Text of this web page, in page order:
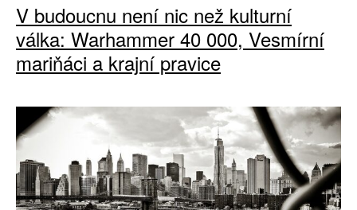
V budoucnu není nic než kulturní
válka: Warhammer 40 000, Vesmírní
mariňáci a krajní pravice